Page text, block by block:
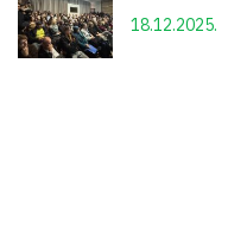
18.12.2025.